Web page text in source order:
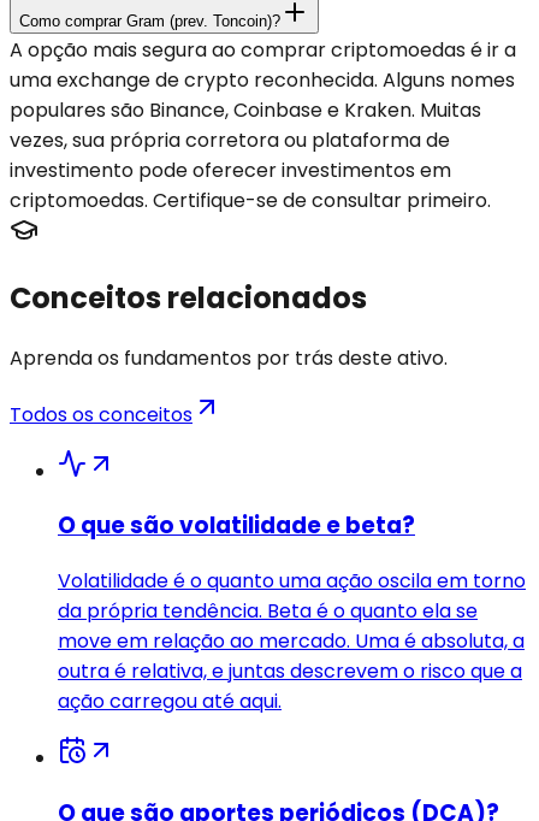
Como comprar Gram (prev. Toncoin)?
A opção mais segura ao comprar criptomoedas é ir a
uma exchange de crypto reconhecida. Alguns nomes
populares são Binance, Coinbase e Kraken. Muitas
vezes, sua própria corretora ou plataforma de
investimento pode oferecer investimentos em
criptomoedas. Certifique-se de consultar primeiro.
Conceitos relacionados
Aprenda os fundamentos por trás deste ativo.
Todos os conceitos
O que são volatilidade e beta?
Volatilidade é o quanto uma ação oscila em torno
da própria tendência. Beta é o quanto ela se
move em relação ao mercado. Uma é absoluta, a
outra é relativa, e juntas descrevem o risco que a
ação carregou até aqui.
O que são aportes periódicos (DCA)?